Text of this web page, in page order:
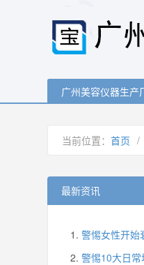
广州美容仪器生产
当前位置： 首页 /
最新资讯
警惕女性开始
警惕10大日